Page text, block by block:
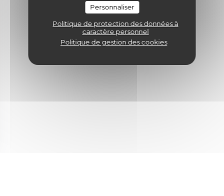
Personnaliser
Politique de protection des données à
caractère personnel
Politique de gestion des cookies